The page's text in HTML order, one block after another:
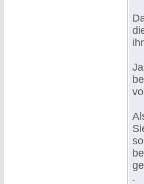
.